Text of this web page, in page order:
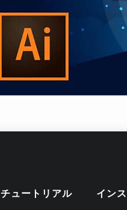
チュートリアル イン